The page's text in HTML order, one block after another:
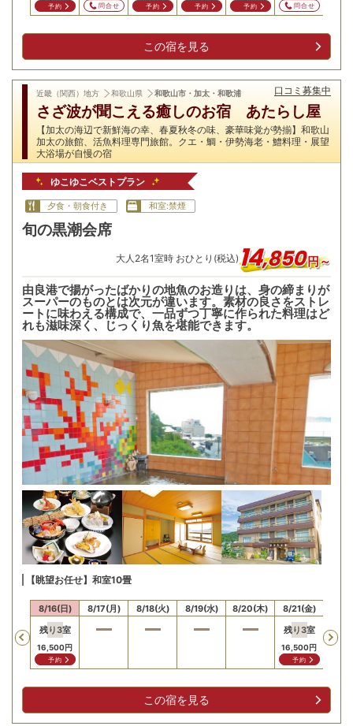
予約 問合せ 予約 予約 予約 問合せ
この宿を見る
近畿（関西）地方 和歌山県 和歌山市・加太・和歌浦 口コミ募集中
さざ波が聞こえる癒しのお宿 あたらし屋
【加太の海辺で新鮮海の幸、春夏秋冬の味、豪華味覚が勢揃】和歌山
加太の旅館、活魚料理専門旅館。クエ・鯛・伊勢海老・​鱧料理・展望
大浴場が自慢の宿
ゆこゆこベストプラン
夕食・朝食付き 和室:禁煙
旬の黒潮会席
大人 2名1室時 おひとり(税込)14,850円～
由良港で揚がったばかりの地魚のお造りは、身の締まりが
スーパーのものとは次元が違います。素材の良さをストレ
ートに味わえる構成で、一品ずつ丁寧に作られた料理はど
れも滋味深く、じっくり魚を堪能できます。
【眺望お任せ】和室10畳
Previous
8/16(日)
残り3室
16,500円
予約
8/17(月) 8/18(火) 8/19(水) 8/20(木)
8/21(金)
残り3室
16,500円
予約
残り
この宿を見る